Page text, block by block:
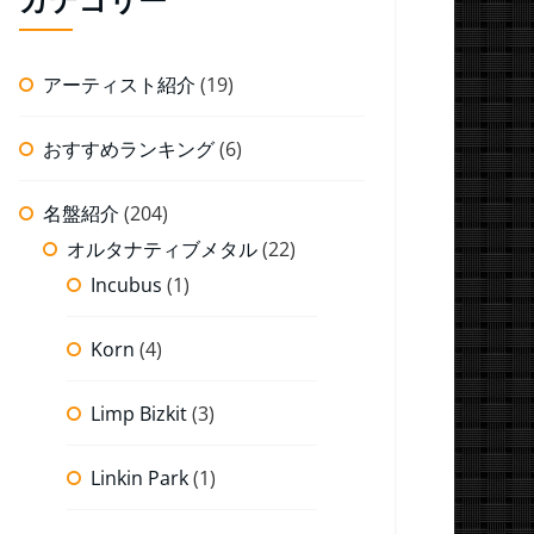
アーティスト紹介 (19)
おすすめランキング(6)
名盤紹介 (204)
オルタナティブメタル(22)
Incubus (1)
Korn (4)
Limp Bizkit(3)
Linkin Park(1)